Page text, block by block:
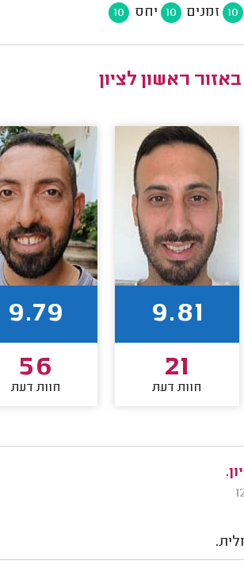
10 זמנים 10 יחס 10
ראשון לציון
9.81
21
חוות דעת
9.79
56
חוות דעת